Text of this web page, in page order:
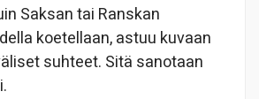
Saksan tai Ranskan
koetellaan, astuu kuvaan
suhteet. Sitä sanotaan